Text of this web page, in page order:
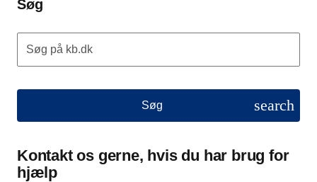
Søg
Søg på kb.dk
Søg search
Kontakt os gerne, hvis du har brug for
hjælp